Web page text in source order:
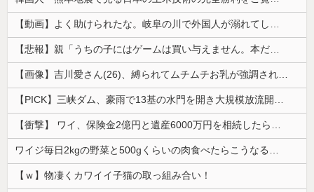
【動画】よく助けられたな。岐阜の川で外国人が溺れてしまう事故。
【悲報】親「うちの子にはゲームは買い与えません。本だけで十分」→結果ｗｗｗ
【画像】吉川愛さん(26)、縛られてムチムチお乳が強調されてしまう
【PICK】三峡ダム、豪雨で13基の水門を開き大規模放流開始か 下流の工場地帯に洪水流入で崩壊はじまる
【衝撃】 ワイ、保険金2億円と遺産6000万円を相続したら「こう」なった・・・
ワイジ毎日2kgの野菜と500gくらいの肉食べたらこうなるｗｗｗ
【ｗ】物凄くカワイイ子猫の取っ組み合い！